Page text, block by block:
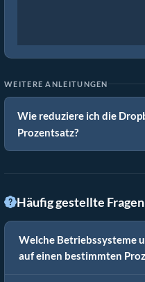
WEITERE ANLEITUNGEN
Wie reduziere ich die
Prozentsatz?
Häufig gestellte Fragen
Welche Betriebssysteme
auf einen bestimmten